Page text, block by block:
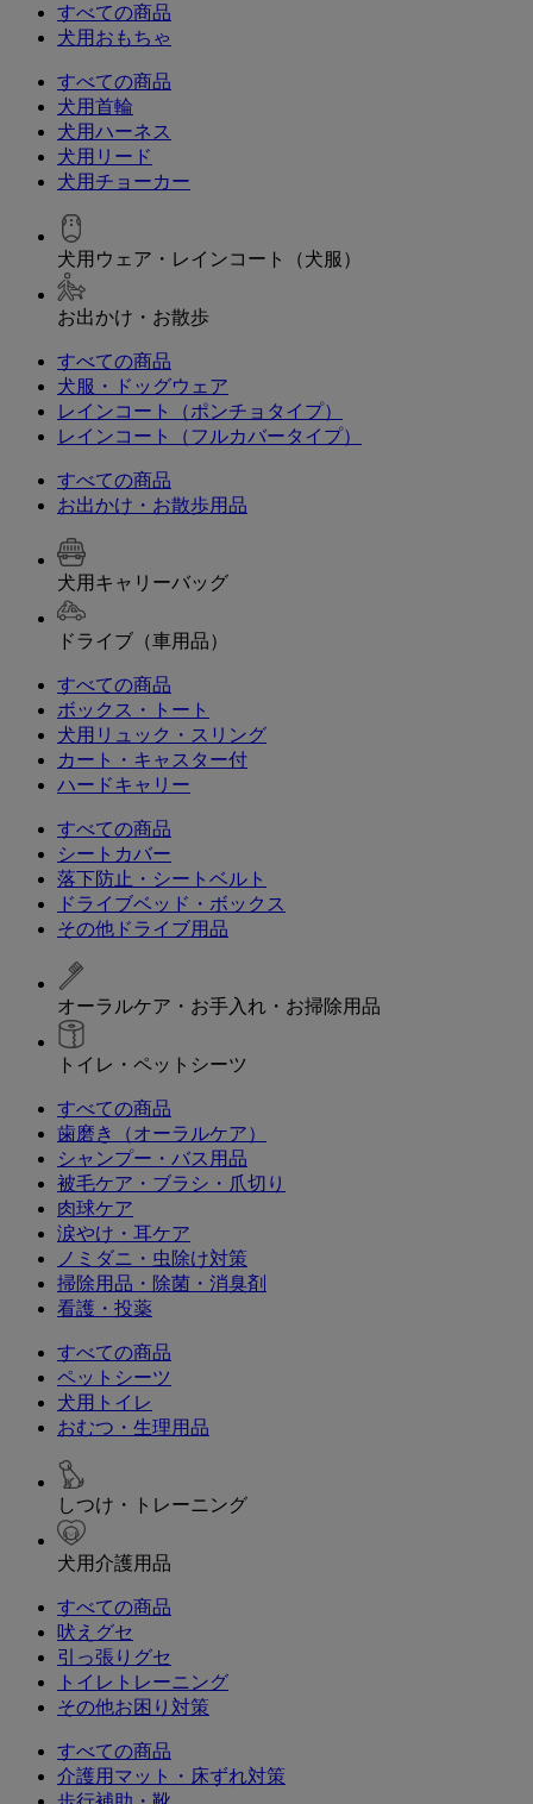
すべての商品
犬用おもちゃ
すべての商品
犬用首輪
犬用ハーネス
犬用リード
犬用チョーカー
犬用ウェア・レインコート（犬服）
お出かけ・お散歩
すべての商品
犬服・ドッグウェア
レインコート（ポンチョタイプ）
レインコート（フルカバータイプ）
すべての商品
お出かけ・お散歩用品
犬用キャリーバッグ
ドライブ（車用品）
すべての商品
ボックス・トート
犬用リュック・スリング
カート・キャスター付
ハードキャリー
すべての商品
シートカバー
落下防止・シートベルト
ドライブベッド・ボックス
その他ドライブ用品
オーラルケア・お手入れ・お掃除用品
トイレ・ペットシーツ
すべての商品
歯磨き（オーラルケア）
シャンプー・バス用品
被毛ケア・ブラシ・爪切り
肉球ケア
涙やけ・耳ケア
ノミダニ・虫除け対策
掃除用品・除菌・消臭剤
看護・投薬
すべての商品
ペットシーツ
犬用トイレ
おむつ・生理用品
しつけ・トレーニング
犬用介護用品
すべての商品
吠えグセ
引っ張りグセ
トイレトレーニング
その他お困り対策
すべての商品
介護用マット・床ずれ対策